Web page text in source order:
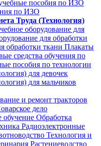
пособия по ИЗО
по ИЗО
Труда (Технология)
оборудование для
для обработки
обработки ткани Плакаты
средства обучения по
пособия по технологии
для девочек
для мальчиков
и ремонт тракторов
дело
обучение Обработка
Радиоэлектронные
Технология и
Растениеводство